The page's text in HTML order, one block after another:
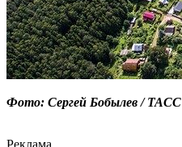
Фото: Сергей Бобылев / ТАСС